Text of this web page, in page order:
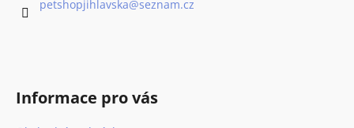
u
t
e
petshopjihlavska@seznam.cz
Informace pro vás